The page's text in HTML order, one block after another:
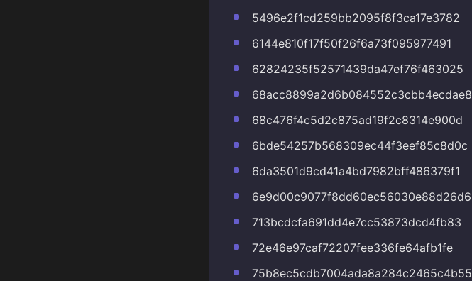
5496e2f1cd259bb2095f8f3ca17e3782
6144e810f17f50f26f6a73f095977491
62824235f52571439da47ef76f463025
68acc8899a2d6b084552c3cbb4ecdae8
68c476f4c5d2c875ad19f2c8314e900d
6bde54257b568309ec44f3eef85c8d0c
6da3501d9cd41a4bd7982bff486379f1
6e9d00c9077f8dd60ec56030e88d26d6
713bcdcfa691dd4e7cc53873dcd4fb83
72e46e97caf72207fee336fe64afb1fe
75b8ec5cdb7004ada8a284c2465c4b55